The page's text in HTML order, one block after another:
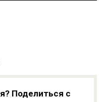
Поделиться с